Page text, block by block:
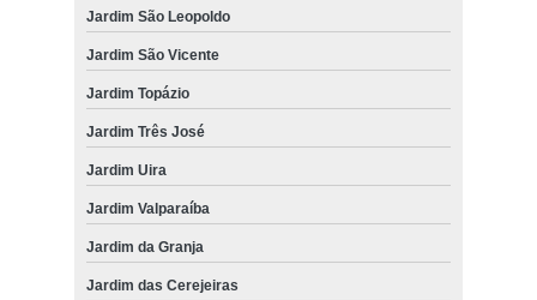
Jardim São Leopoldo
Jardim São Vicente
Jardim Topázio
Jardim Três José
Jardim Uira
Jardim Valparaíba
Jardim da Granja
Jardim das Cerejeiras